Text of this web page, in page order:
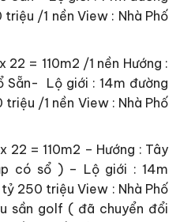
/1 nền View : Nhà Phố
22 = 110m2 /1 nền Hướng :
Sẵn- Lộ giới : 14m đường
/1 nền View : Nhà Phố
22 = 110m2 – Hướng : Tây
có sổ ) – Lộ giới : 14m
250 triệu View : Nhà Phố
sần golf ( đã chuyển đổi